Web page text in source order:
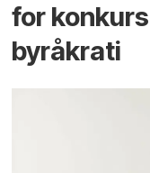
for
byråkrati